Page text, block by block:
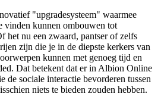
"upgradesysteem" waarmee
vinden kunnen ombouwen tot
het nu een zwaard, pantser of zelfs
zijn die je in de diepste kerkers van
kunnen met genoeg tijd en
Dat betekent dat er in Albion Online
de sociale interactie bevorderen tussen
niets te bieden zouden hebben.